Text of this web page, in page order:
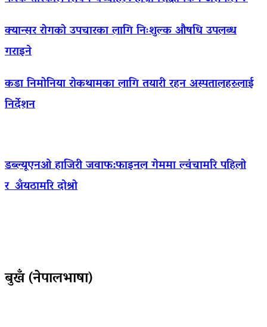
क्यान्सर रोगको उपचारका लागि निःशुल्क औषधि उपलब्ध
गराइने
कडा निमोनिया रोकथामका लागि तयारी रहन अस्पतालहरुलाई
निर्देशन
डब्ल्यूएनओ हाजिरी जवाफ:फाइनल गेममा ल्वंचामरि पहिलो
र अँयठामरि दोश्रो
बुखँ (नेपालभाषा)